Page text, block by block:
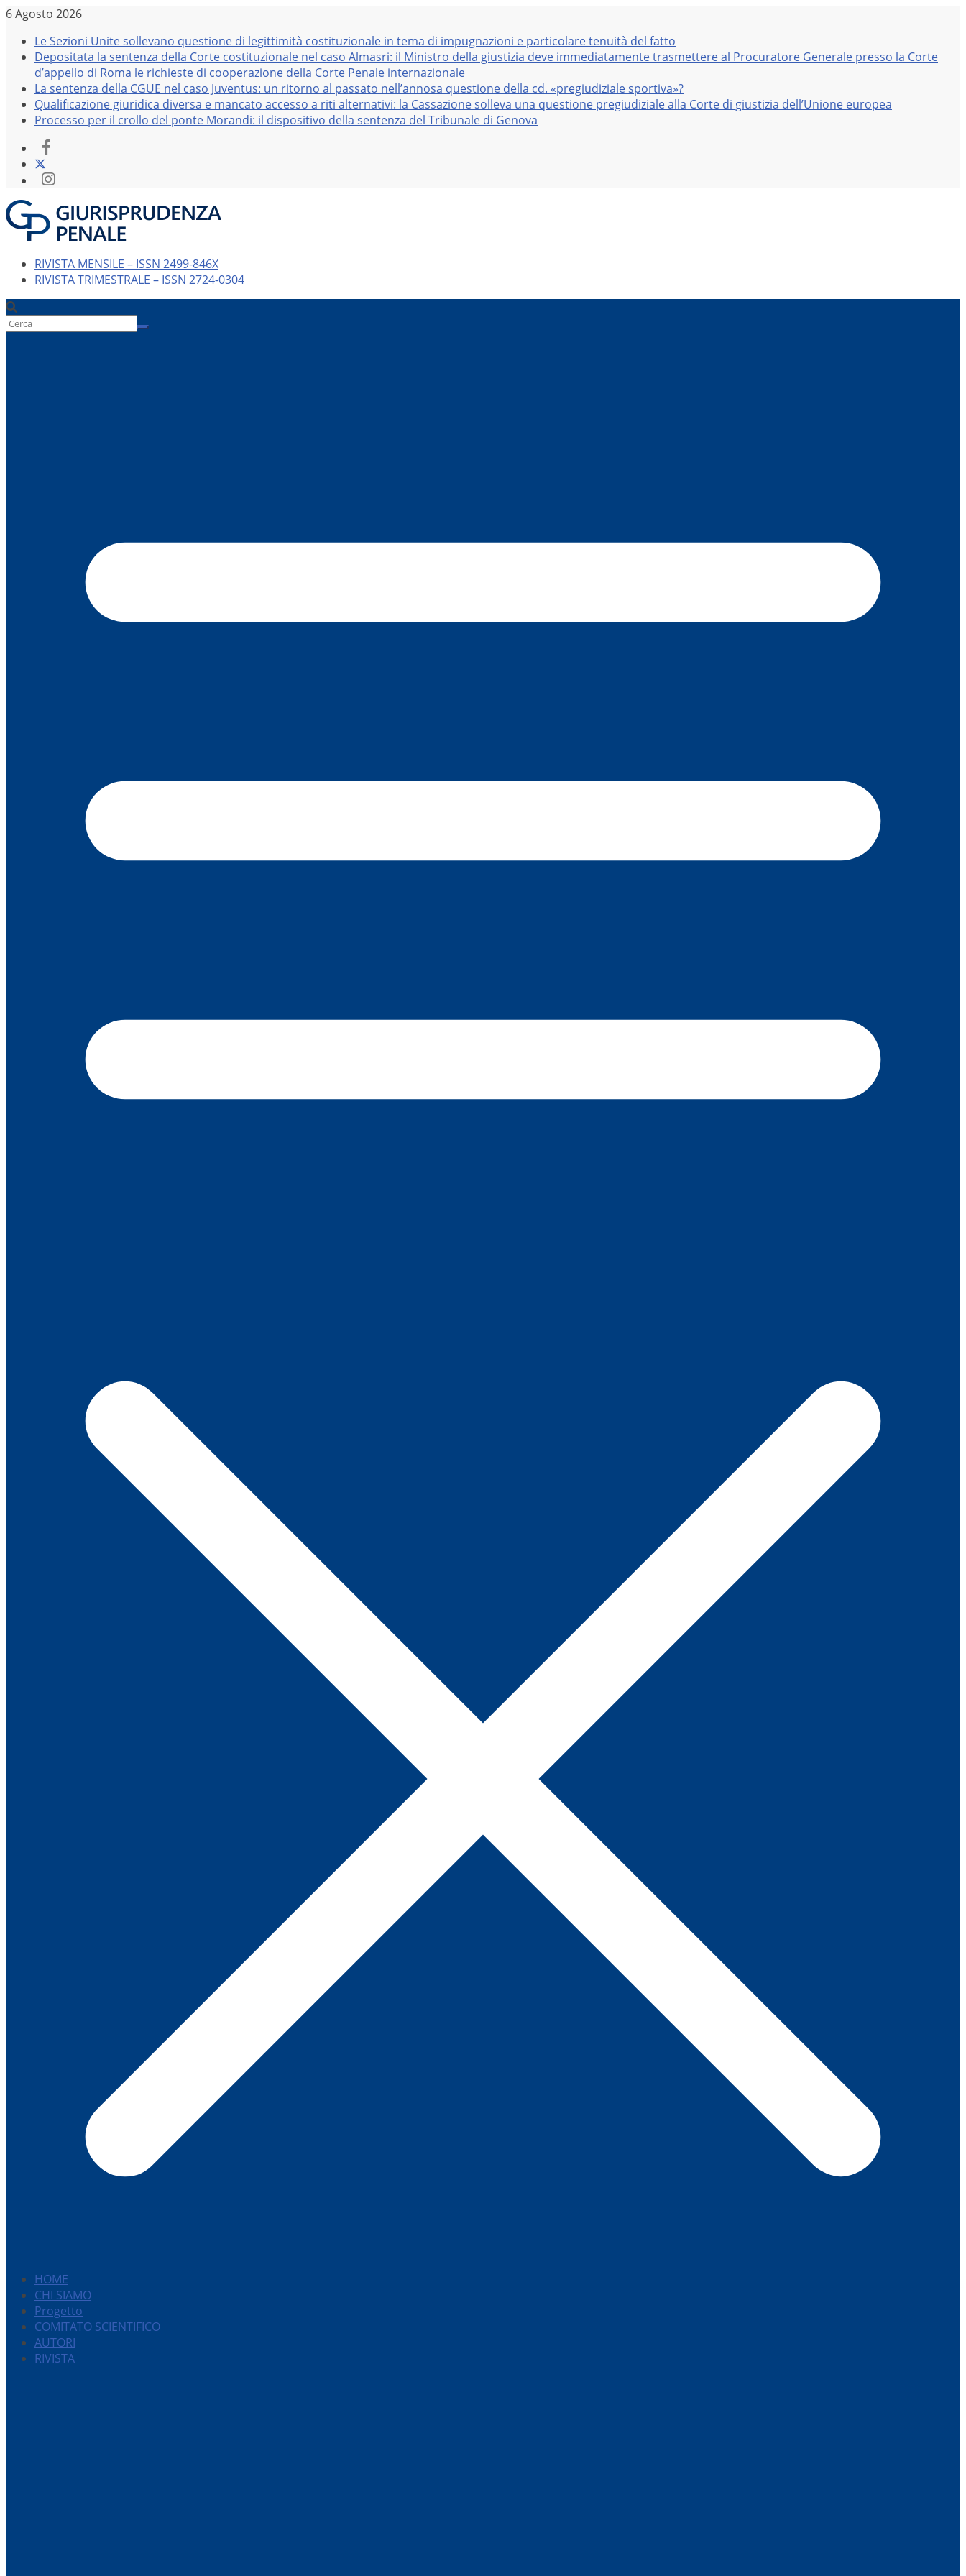
Salta
contenuto
6 Agosto 2026
Le Sezioni Unite sollevano questione di legittimità costituzionale in tema di impugnazioni e particolare tenuità del fatto
Depositata la sentenza della Corte costituzionale nel caso Almasri: il Ministro della giustizia deve immediatamente trasmettere al Procuratore Generale presso la Corte
d’appello di Roma le richieste di cooperazione della Corte Penale internazionale
La sentenza della CGUE nel caso Juventus: un ritorno al passato nell’annosa questione della cd. «pregiudiziale sportiva»?
Qualificazione giuridica diversa e mancato accesso a riti alternativi: la Cassazione solleva una questione pregiudiziale alla Corte di giustizia dell’Unione europea
Processo per il crollo del ponte Morandi: il dispositivo della sentenza del Tribunale di Genova
RIVISTA MENSILE – ISSN 2499-846X
RIVISTA TRIMESTRALE – ISSN 2724-0304
HOME
CHI SIAMO
Progetto
COMITATO SCIENTIFICO
AUTORI
RIVISTA